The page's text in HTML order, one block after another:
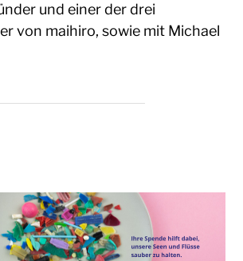
und einer der drei
von maihiro, sowie mit Michael